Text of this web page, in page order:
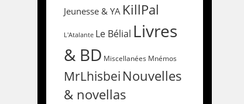
Jeunesse & YA KillPal
L'Atalante Le Bélial Livres
& BD Miscellanées Mnémos
MrLhisbei Nouvelles
& novellas